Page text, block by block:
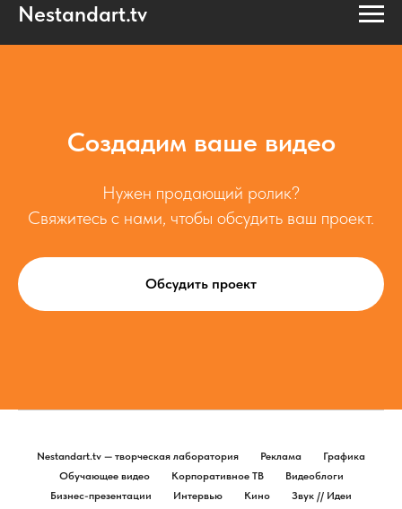
Nestandart.tv
Создадим ваше видео
Нужен продающий ролик?
Свяжитесь с нами, чтобы обсудить ваш проект.
Обсудить проект
Nestandart.tv — творческая лаборатория Реклама
Графика
Обучающее видео
Корпоративное ТВ
Видеоблоги
Бизнес-презентации
Интервью Кино Звук // Идеи